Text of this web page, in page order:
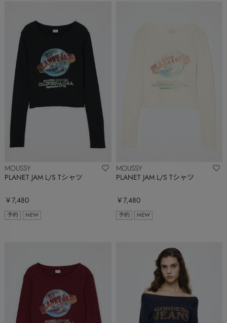
MOUSSY
PLANET JAM L/S Tシャツ
￥7,480
予約 NEW
MOUSSY
PLANET JAM L/S Tシャツ
￥7,480
予約 NEW